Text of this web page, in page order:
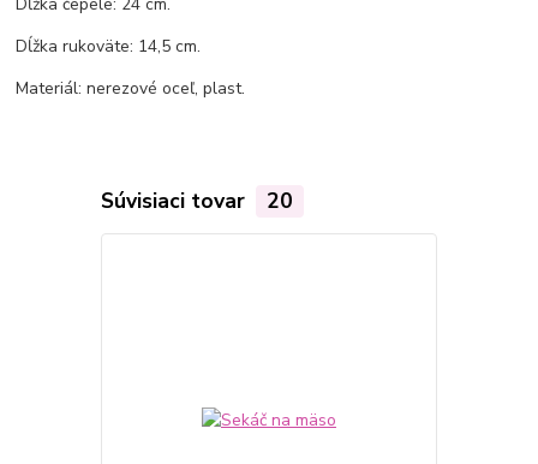
Dĺžka čepele: 24 cm.
Dĺžka rukoväte: 14,5 cm.
Materiál: nerezové oceľ, plast.
Súvisiaci tovar 20